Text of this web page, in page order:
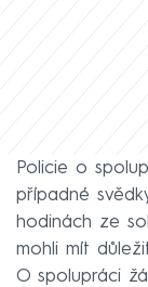
Policie o
případné
hodinách ze
mohli mít
O spolupráci